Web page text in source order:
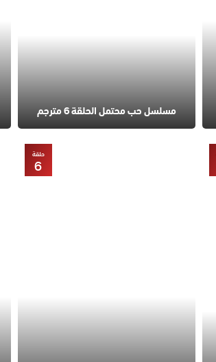
مسلسل حب محتمل الحلقة 6 مترجم
حلقة
6